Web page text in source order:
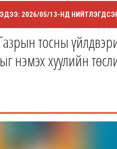
2026/05/13-НД
тосны
нэмэх хуулийн